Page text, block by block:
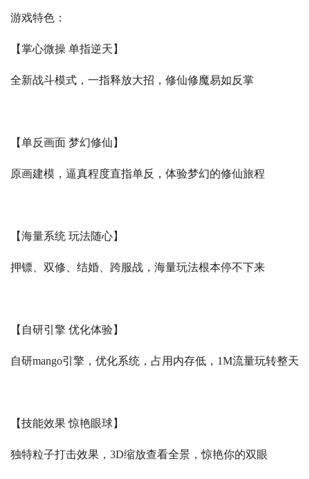
游戏特色：
【掌心微操 单指逆天】
全新战斗模式，一指释放大招，修仙修魔易如反掌
【单反画面 梦幻修仙】
原画建模，逼真程度直指单反，体验梦幻的修仙旅程
【海量系统 玩法随心】
押镖、双修、结婚、跨服战，海量玩法根本停不下来
【自研引擎 优化体验】
自研mango引擎，优化系统，占用内存低， 1M流量玩转整天
【技能效果 惊艳眼球】
独特粒子打击效果， 3D缩放查看全景，惊艳你的双眼